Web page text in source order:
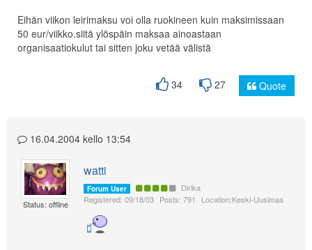
Eihän viikon leirimaksu voi olla ruokineen kuin maksimissaan
50 eur/viikko.siitä ylöspäin maksaa ainoastaan
organisaatiokulut tai sitten joku vetää välistä
34 27 Quote
16.04.2004 kello 13:54
Status: offline
watti
Forum User
Dirika
Registered: 09/18/03 Posts: 791 Location:Keski-Uusimaa